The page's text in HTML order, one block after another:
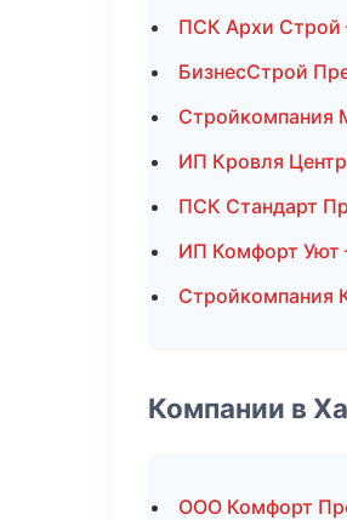
ПСК Архи Строй
БизнесСтрой
Стройкомпания
ИП Кровля
ПСК Стандарт
ИП Комфорт
Стройкомпания
Компании в
ООО Комфорт